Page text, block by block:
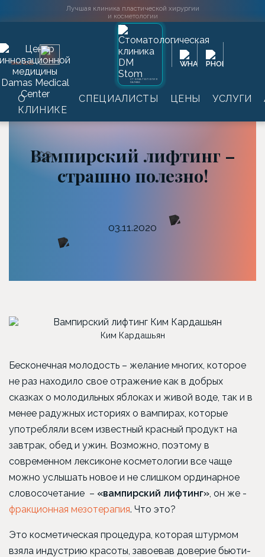
Лучшая клиника пластической хирургии
и косметологии
SINCE2016
СТОМАТОЛОГИЯ
DAMAS
О
КЛИНИКЕ
СПЕЦИАЛИСТЫ ЦЕНЫ УСЛУГИ
Главная
лифтинг – страшно полезно!
Вампирский лифтинг –
страшно полезно!
03.11.2020
Ким Кардашьян
Бесконечная молодость – желание многих, которое
не раз находило свое отражение как в добрых
сказках о молодильных яблоках и живой воде, так и в
менее радужных историях о вампирах, которые
употребляли всем известный красный продукт на
завтрак, обед и ужин. Возможно, поэтому в
современном лексиконе косметологии все чаще
можно услышать новое и не слишком ординарное
словосочетание – «вампирский лифтинг», он же -
фракционная мезотерапия. Что это?
Это косметическая процедура, которая штурмом
взяла индустрию красоты, завоевав доверие бьюти-